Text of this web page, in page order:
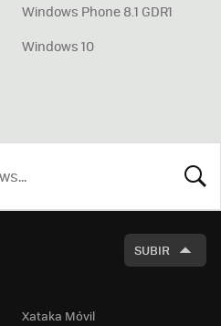
Windows Phone 8.1 GDR1
Windows 10
SUBIR
Xataka Móvil